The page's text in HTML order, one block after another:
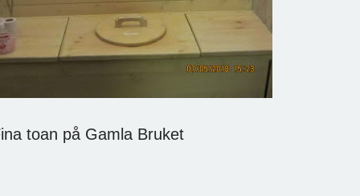
toan på Gamla Bruket